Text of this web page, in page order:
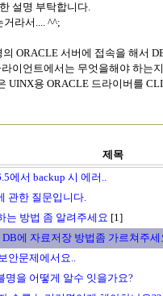
설명 부탁합니다.
라서.... ^^;
ORACLE 서버에 접속을 해서
이언트에서는 무엇을해야 하는
UINX용 ORACLE 드라이버를
제목
에서 backup 시 에러..
관한 질문입니다.
는 방법 좀 알려주세요 [1]
DB에 자료저장 방법좀 가르쳐주세
안문제에서요..
명을 어떻게 알수 잇을가요?